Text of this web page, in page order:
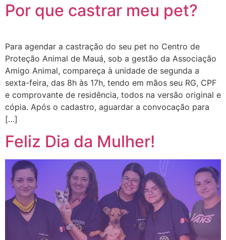
Por que castrar meu pet?
Para agendar a castração do seu pet no Centro de
Proteção Animal de Mauá, sob a gestão da Associação
Amigo Animal, compareça à unidade de segunda a
sexta-feira, das 8h às 17h, tendo em mãos seu RG, CPF
e comprovante de residência, todos na versão original e
cópia. Após o cadastro, aguardar a convocação para
[…]
Feliz Dia da Mulher!